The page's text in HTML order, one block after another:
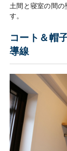
土間と寝室の間の
す。
コート＆帽
導線